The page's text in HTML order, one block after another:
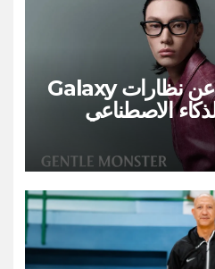
سامسونج تكشف عن نظارات Galaxy
الاصطناعي